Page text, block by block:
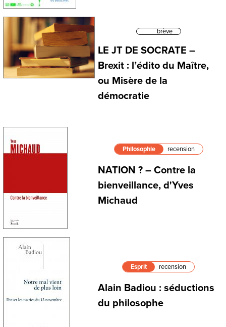
brève
LE JT DE SOCRATE –
Brexit : l’édito du Maître,
ou Misère de la
démocratie
Philosophie recension
NATION ? – Contre la
bienveillance, d'Yves
Michaud
Esprit recension
Alain Badiou : séductions
du philosophe